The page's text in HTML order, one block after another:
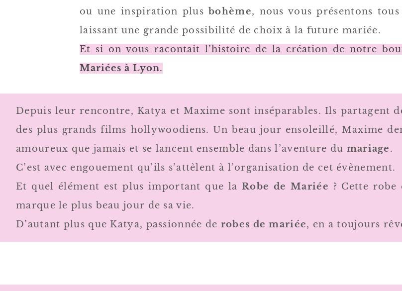
ou une inspiration plus bohème, nous vous présentons
laissant une grande possibilité de choix à la future mariée.
Et si on vous racontait l’histoire de la création de notre
Mariées à Lyon.
Depuis leur rencontre, Katya et Maxime sont inséparables. Ils partagent
des plus grands films hollywoodiens. Un beau jour ensoleillé, Maxime
amoureux que jamais et se lancent ensemble dans l’aventure du mariage.
C’est avec engouement qu’ils s’attèlent à l’organisation de cet évènement.
Et quel élément est plus important que laRobe de Mariée ? Cette
marque le plus beau jour de sa vie.
D’autant plus que Katya, passionnée de robes de mariée, en a toujours